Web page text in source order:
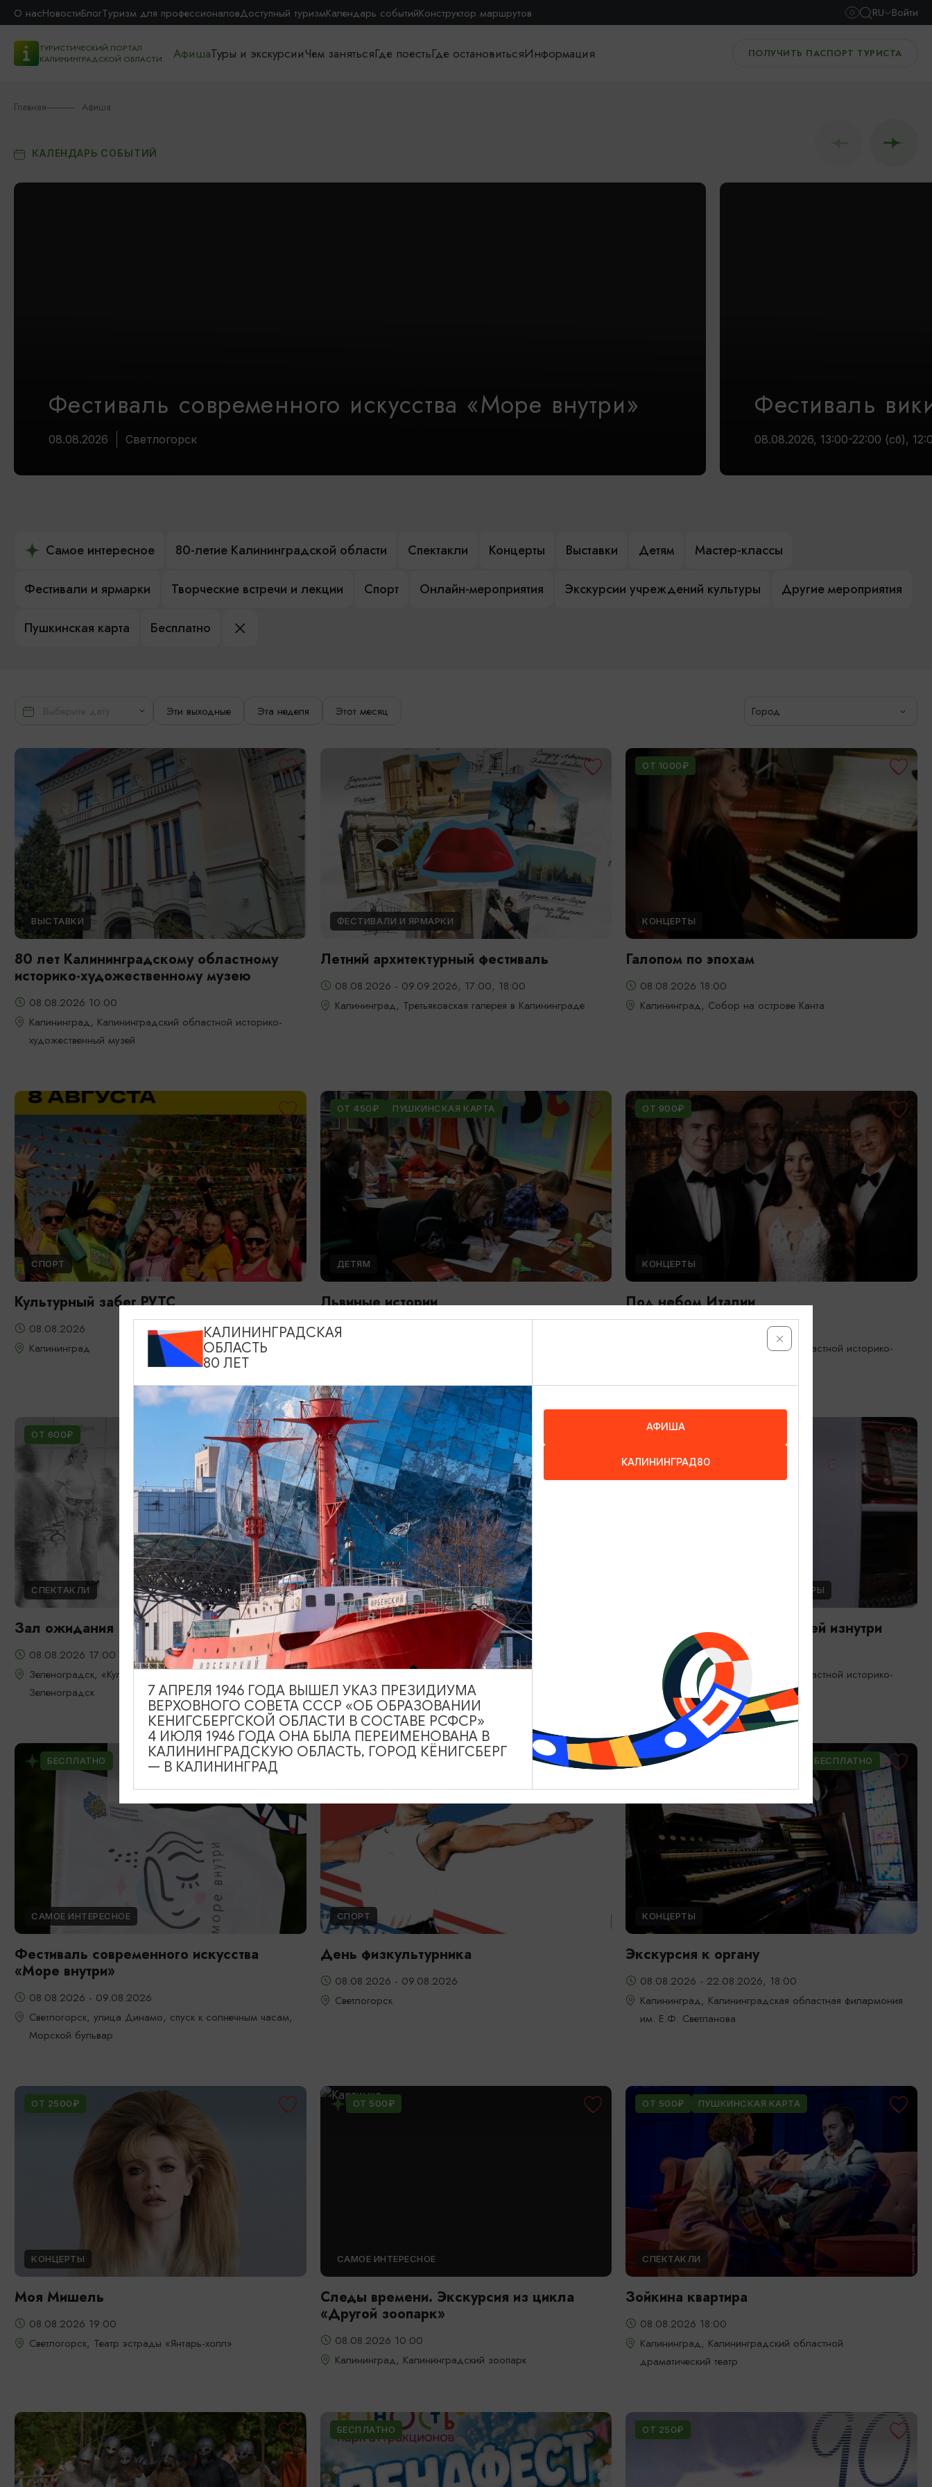
О насНовостиБлогТуризм для профессионаловДоступный туризмКалендарь событийКонструктор маршрутов RU Войти
ТУРИСТИЧЕСКИЙ ПОРТАЛ
КАЛИНИНГРАДСКОЙ ОБЛАСТИ
АфишаТуры и экскурсииЧем занятьсяГде поестьГде остановитьсяИнформация ПОЛУЧИТЬ ПАСПОРТ ТУРИСТА
Главная Афиша
КАЛЕНДАРЬ СОБЫТИЙ
Фестиваль современного искусства «Море внутри»
08.08.2026 Светлогорск
Фестиваль
08.08.2026, 13:00-22:00 (сб),
Самое интересное 80-летие Калининградской области Спектакли Концерты Выставки Детям Мастер-классы
Фестивали и ярмарки Творческие встречи и лекции Спорт Онлайн-мероприятия Экскурсии учреждений культуры Другие мероприятия
Пушкинская карта Бесплатно
Эти выходные Эта неделя Этот месяц Город
ВЫСТАВКИ
80 лет Калининградскому областному
историко-художественному музею
08.08.2026 10:00
Калининград, Калининградский областной историко-
художественный музей
ФЕСТИВАЛИ И ЯРМАРКИ
Летний архитектурный фестиваль
08.08.2026 - 09.09.2026, 17:00, 18:00
Калининград, Третьяковская галерея в Калининграде
ОТ 1000₽
КОНЦЕРТЫ
Галопом по эпохам
08.08.2026 18:00
Калининград, Собор на острове Канта
СПОРТ
Культурный забег РУТС
08.08.2026
Калининград
ОТ 450₽ ПУШКИНСКАЯ КАРТА
ДЕТЯМ
Львиные истории
08.08.2026 13:00
ОТ 900₽
КОНЦЕРТЫ
Под небом Италии
Калининград, Калининградский областной историко-
ОТ 600₽
СПЕКТАКЛИ
Зал ожидания
08.08.2026 17:00
Зеленоградск, «Культурно-досуговый центр» г.
Зеленоградск
ОТ 3000₽
КОНЦЕРТЫ
Только хиты
08.08.2026 18:00
Зеленоградск, Кафе «Соленая ворона»
ЭКСКУРСИИ УЧРЕЖДЕНИЙ КУЛЬТУРЫ
Экскурсия по фондам: Музей изнутри
08.08.2026 11:00, 13:00, 15:00
Калининград, Калининградский областной историко-
художественный музей
БЕСПЛАТНО
САМОЕ ИНТЕРЕСНОЕ
Фестиваль современного искусства
«Море внутри»
08.08.2026 - 09.08.2026
Светлогорск, улица Динамо, спуск к солнечным часам,
Морской бульвар
БЕСПЛАТНО
СПОРТ
День физкультурника
08.08.2026 - 09.08.2026
Светлогорск
ОТ 900₽ БЕСПЛАТНО
КОНЦЕРТЫ
Экскурсия к органу
08.08.2026 - 22.08.2026, 18:00
Калининград, Калининградская областная филармония
им. Е.Ф. Светланова
ОТ 2500₽
КОНЦЕРТЫ
Моя Мишель
08.08.2026 19:00
Светлогорск, Театр эстрады «Янтарь-холл»
ОТ 500₽
САМОЕ ИНТЕРЕСНОЕ
Следы времени. Экскурсия из цикла
«Другой зоопарк»
08.08.2026 10:00
Калининград, Калининградский зоопарк
ОТ 500₽ ПУШКИНСКАЯ КАРТА
СПЕКТАКЛИ
Зойкина квартира
08.08.2026 18:00
Калининград, Калининградский областной
драматический театр
БЕСПЛАТНО ОТ 250₽
КАЛИНИНГРАДСКАЯ
ОБЛАСТЬ
80 ЛЕТ
АФИША
КАЛИНИНГРАД80
7 АПРЕЛЯ 1946 ГОДА ВЫШЕЛ УКАЗ ПРЕЗИДИУМА
ВЕРХОВНОГО СОВЕТА СССР «ОБ ОБРАЗОВАНИИ
КЕНИГСБЕРГСКОЙ ОБЛАСТИ В СОСТАВЕ РСФСР»
4 ИЮЛЯ 1946 ГОДА ОНА БЫЛА ПЕРЕИМЕНОВАНА В
КАЛИНИНГРАДСКУЮ ОБЛАСТЬ, ГОРОД КЁНИГСБЕРГ
— В КАЛИНИНГРАД